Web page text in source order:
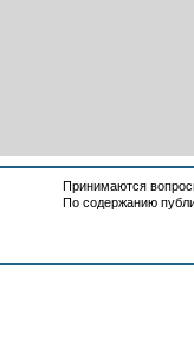
Принимаются
По содержанию